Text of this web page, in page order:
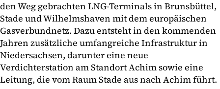
den Weg gebrachten LNG-Terminals in Brunsbüttel,
Stade und Wilhelmshaven mit dem europäischen
Gasverbundnetz. Dazu entsteht in den kommenden
Jahren zusätzliche umfangreiche Infrastruktur in
Niedersachsen, darunter eine neue
Verdichterstation am Standort Achim sowie eine
Leitung, die vom Raum Stade aus nach Achim führt.